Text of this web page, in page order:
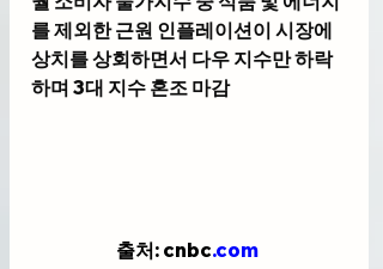
를 제외한 근원 인플레이션이 시장에
상치를 상회하면서 다우 지수만 하락
하며 3대 지수 혼조 마감
출처: cnbc.com